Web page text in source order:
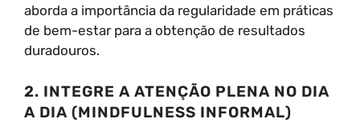
aborda a importância da regularidade em práticas
de bem-estar para a obtenção de resultados
duradouros.
2. INTEGRE A ATENÇÃO PLENA NO DIA
A DIA (MINDFULNESS INFORMAL)